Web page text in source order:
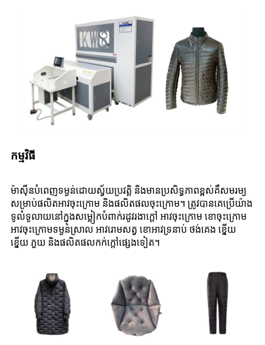
កម្មវិធី
ម៉ាស៊ីនបំពេញទម្ងន់ដោយស្វ័យប្រវត្តិ និងមានប្រសិទ្ធភាពខ្ពស់គឺសមរម្យ
សម្រាប់ផលិតអាវចុះក្រោម និងផលិតផលចុះក្រោម។ ត្រូវបានគេប្រើយ៉ាង
ទូលំទូលាយនៅក្នុងសម្លៀកបំពាក់រដូវរងាក្តៅ អាវចុះក្រោម ខោចុះក្រោម
អាវចុះក្រោមទម្ងន់ស្រាល អាវរោមសត្វ ខោអាវទ្រនាប់ ថង់គេង ខ្នើយ
ខ្នើយ ភួយ និងផលិតផលកក់ក្តៅផ្សេងទៀត។